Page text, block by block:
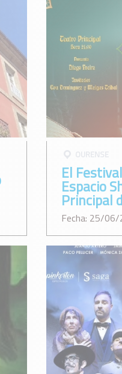
OURENSE
El
Espacio
Principal
Fecha: 25/